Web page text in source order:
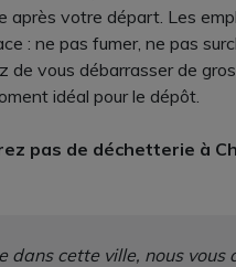
après votre départ. Les
: ne pas fumer, ne pas
de vous débarrasser de
idéal pour le dépôt.
pas de déchetterie à
cette ville, nous